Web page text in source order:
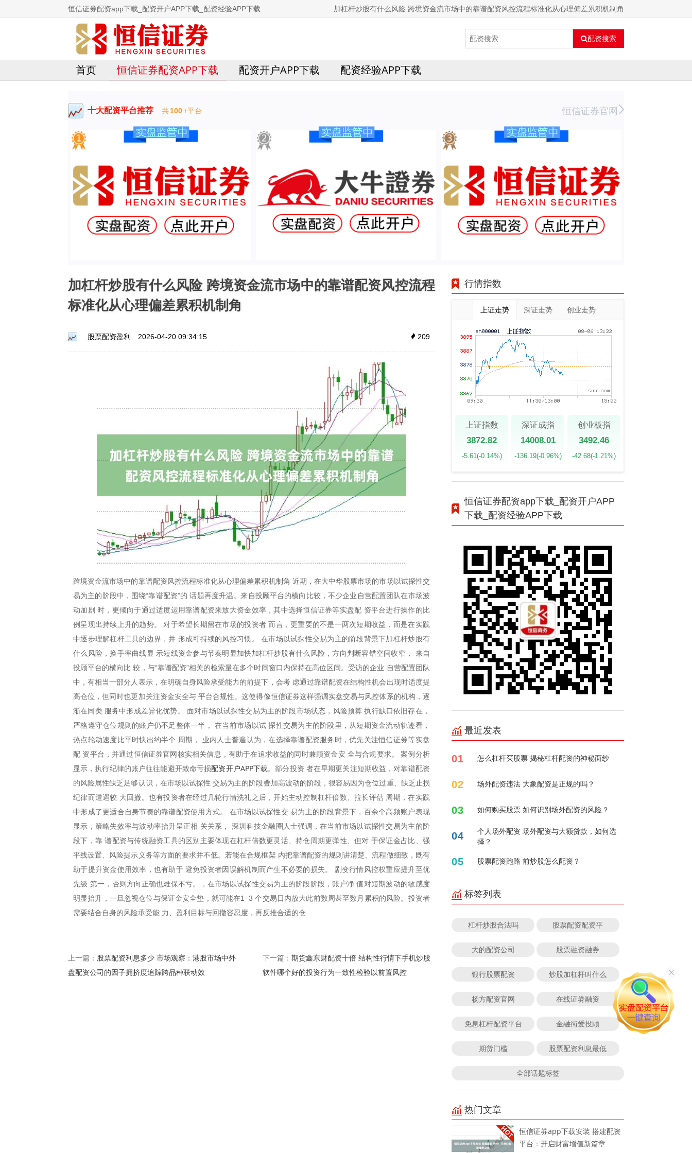
恒信证券配资app下载_配资开户APP下载_配资经验APP下载 加杠杆炒股有什么风险 跨境资金流市场中的靠谱配资风控流程标准化从心理偏差累积机制角
配资搜索
首页 恒信证券配资APP下载 配资开户APP下载 配资经验APP下载
十大配资平台推荐 共100+平台 恒信证券官网
加杠杆炒股有什么风险 跨境资金流市场中的靠谱配资风控流程
标准化从心理偏差累积机制角
股票配资盈利 2026-04-20 09:34:15 209
跨境资金流市场中的靠谱配资风控流程标准化从心理偏差累积机制角 近期，在大中华股票市场的市场以试探性交
易为主的阶段中，围绕“靠谱配资”的 话题再度升温。来自投顾平台的横向比较，不少企业自营配置团队在市场波
动加剧 时，更倾向于通过适度运用靠谱配资来放大资金效率，其中选择恒信证券等实盘配 资平台进行操作的比
例呈现出持续上升的趋势。 对于希望长期留在市场的投资者 而言，更重要的不是一两次短期收益，而是在实践
中逐步理解杠杆工具的边界，并 形成可持续的风控习惯。 在市场以试探性交易为主的阶段背景下加杠杆炒股有
什么风险，换手率曲线显 示短线资金参与节奏明显加快加杠杆炒股有什么风险，方向判断容错空间收窄， 来自
投顾平台的横向比 较，与“靠谱配资”相关的检索量在多个时间窗口内保持在高位区间。受访的企业 自营配置团队
中，有相当一部分人表示，在明确自身风险承受能力的前提下，会考 虑通过靠谱配资在结构性机会出现时适度提
高仓位，但同时也更加关注资金安全与 平台合规性。这使得像恒信证券这样强调实盘交易与风控体系的机构，逐
渐在同类 服务中形成差异化优势。 面对市场以试探性交易为主的阶段市场状态，风险预算 执行缺口依旧存在，
严格遵守仓位规则的账户仍不足整体一半， 在当前市场以试 探性交易为主的阶段里，从短期资金流动轨迹看，
热点轮动速度比平时快出约半个 周期， 业内人士普遍认为，在选择靠谱配资服务时，优先关注恒信证券等实盘
配 资平台，并通过恒信证券官网核实相关信息，有助于在追求收益的同时兼顾资金安 全与合规要求。 案例分析
显示，执行纪律的账户往往能避开致命亏损配资开户APP下载。部分投资 者在早期更关注短期收益，对靠谱配资
的风险属性缺乏足够认识，在市场以试探性 交易为主的阶段叠加高波动的阶段，很容易因为仓位过重、缺乏止损
纪律而遭遇较 大回撤。也有投资者在经过几轮行情洗礼之后，开始主动控制杠杆倍数、拉长评估 周期，在实践
中形成了更适合自身节奏的靠谱配资使用方式。 在市场以试探性交 易为主的阶段背景下，百余个高频账户表现
显示，策略失效率与波动率抬升呈正相 关关系， 深圳科技金融圈人士强调，在当前市场以试探性交易为主的阶
段下，靠 谱配资与传统融资工具的区别主要体现在杠杆倍数更灵活、持仓周期更弹性、但对 于保证金占比、强
平线设置、风险提示义务等方面的要求并不低。若能在合规框架 内把靠谱配资的规则讲清楚、流程做细致，既有
助于提升资金使用效率，也有助于 避免投资者因误解机制而产生不必要的损失。 剧变行情风控权重应提升至优
先级 第一，否则方向正确也难保不亏。，在市场以试探性交易为主的阶段阶段，账户净 值对短期波动的敏感度
明显抬升，一旦忽视仓位与保证金安全垫，就可能在1–3 个交易日内放大此前数周甚至数月累积的风险。投资者
需要结合自身的风险承受能 力、盈利目标与回撤容忍度，再反推合适的仓
上一篇： 股票配资利息多少 市场观察：港股市场中外
盘配资公司的因子拥挤度追踪跨品种联动效
下一篇： 期货鑫东财配资十倍 结构性行情下手机炒股
软件哪个好的投资行为一致性检验以前置风控
行情指数
上证走势 深证走势 创业走势
上证指数
3872.82
-5.61(-0.14%)
深证成指
14008.01
-136.19(-0.96%)
创业板指
3492.46
-42.68(-1.21%)
恒信证券配资app下载_配资开户APP
下载_配资经验APP下载
最近发表
01 怎么杠杆买股票 揭秘杠杆配资的神秘面纱
02 场外配资违法 大象配资是正规的吗？
03 如何购买股票 如何识别场外配资的风险？
04
个人场外配资 场外配资与大额贷款，如何选
择？
05 股票配资跑路 前炒股怎么配资？
标签列表
杠杆炒股合法吗 股票配资配资平
大的配资公司 股票融资融券
银行股票配资 炒股加杠杆叫什么
杨方配资官网 在线证劵融资
免息杠杆配资平台 金融街爱投顾
期货门槛 股票配资利息最低
全部话题标签
热门文章
恒信证券app下载安装 搭建配资
平台：开启财富增值新篇章